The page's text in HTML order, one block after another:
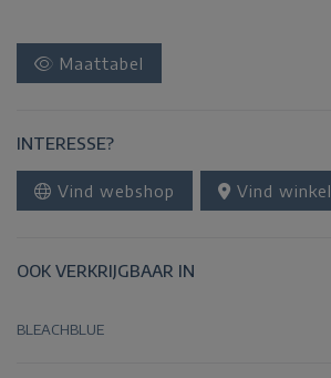
Maattabel
INTERESSE?
Vind webshop Vind winkel
OOK VERKRIJGBAAR IN
BLEACHBLUE